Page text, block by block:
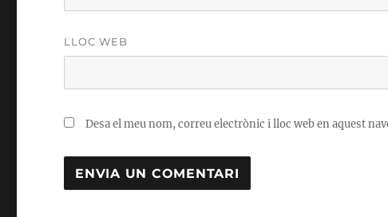
LLOC WEB
Desa el meu nom, correu electrònic i lloc web en aquest